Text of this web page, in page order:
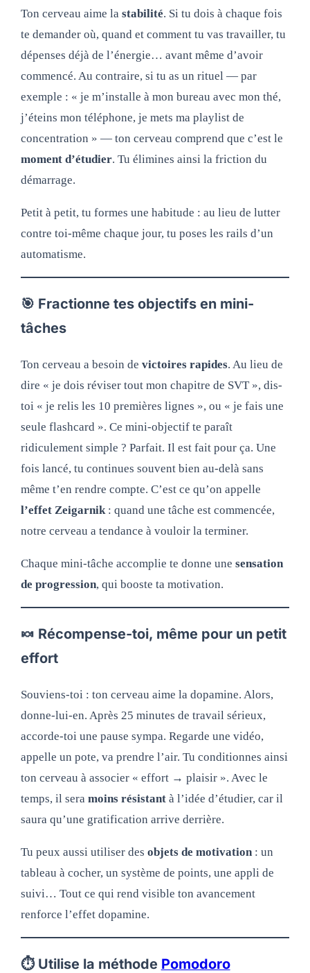
Ton cerveau aime la stabilité. Si tu dois à chaque fois
te demander où, quand et comment tu vas travailler, tu
dépenses déjà de l’énergie… avant même d’avoir
commencé. Au contraire, si tu as un rituel — par
exemple : « je m’installe à mon bureau avec mon thé,
j’éteins mon téléphone, je mets ma playlist de
concentration » — ton cerveau comprend que c’est le
moment d’étudier. Tu élimines ainsi la friction du
démarrage.
Petit à petit, tu formes une habitude : au lieu de lutter
contre toi-même chaque jour, tu poses les rails d’un
automatisme.
🎯 Fractionne tes objectifs en mini-
tâches
Ton cerveau a besoin de victoires rapides. Au lieu de
dire « je dois réviser tout mon chapitre de SVT », dis-
toi « je relis les 10 premières lignes », ou « je fais une
seule flashcard ». Ce mini-objectif te paraît
ridiculement simple ? Parfait. Il est fait pour ça. Une
fois lancé, tu continues souvent bien au-delà sans
même t’en rendre compte. C’est ce qu’on appelle
l’effet Zeigarnik: quand une tâche est commencée,
notre cerveau a tendance à vouloir la terminer.
Chaque mini-tâche accomplie te donne une sensation
de progression, qui booste ta motivation.
🍬 Récompense-toi, même pour un petit
effort
Souviens-toi : ton cerveau aime la dopamine. Alors,
donne-lui-en. Après 25 minutes de travail sérieux,
accorde-toi une pause sympa. Regarde une vidéo,
appelle un pote, va prendre l’air. Tu conditionnes ainsi
ton cerveau à associer « effort → plaisir ». Avec le
temps, il sera moins résistantà l’idée d’étudier, car il
saura qu’une gratification arrive derrière.
Tu peux aussi utiliser des objets de motivation: un
tableau à cocher, un système de points, une appli de
suivi… Tout ce qui rend visible ton avancement
renforce l’effet dopamine.
⏱ Utilise la méthode Pomodoro